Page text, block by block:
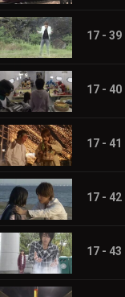
17 - 39
17 - 40
17 - 41
17 - 42
17 - 43